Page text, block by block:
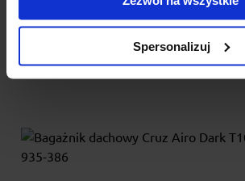
Spersonalizuj